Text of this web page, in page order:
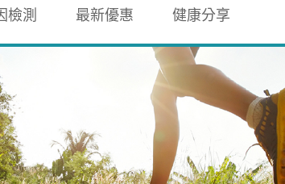
檢測 最新優惠 健康分享